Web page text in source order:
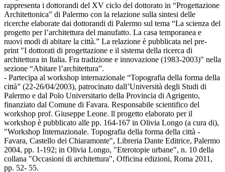
rappresenta i dottorandi del XV ciclo del dottorato in “Progettazione
Architettonica” di Palermo con la relazione sulla sintesi delle
ricerche elaborate dai dottorandi di Palermo sul tema “La scienza del
progetto per l’architettura del manufatto. La casa temporanea e
nuovi modi di abitare la città.” La relazione è pubblicata nel pre-
print "I dottorati di progettazione e il sistema della ricerca di
architettura in Italia. Fra tradizione e innovazione (1983-2003)" nella
sezione “Abitare l’architettura”.
- Partecipa al workshop internazionale “Topografia della forma della
città” (22-26/04/2003), patrocinato dall’Università degli Studi di
Palermo e dal Polo Universitario della Provincia di Agrigento,
finanziato dal Comune di Favara. Responsabile scientifico del
workshop prof. Giuseppe Leone. ll progetto elaborato per il
workshop è pubblicato alle pp. 164-167 in Olivia Longo (a cura di),
"Workshop Internazionale. Topografia della forma della città -
Favara, Castello dei Chiaramonte", Libreria Dante Editrice, Palermo
2004, pp. 1-192; in Olivia Longo, "Eterotopie urbane", n. 10 della
collana "Occasioni di architettura", Officina edizioni, Roma 2011,
pp. 52- 55.